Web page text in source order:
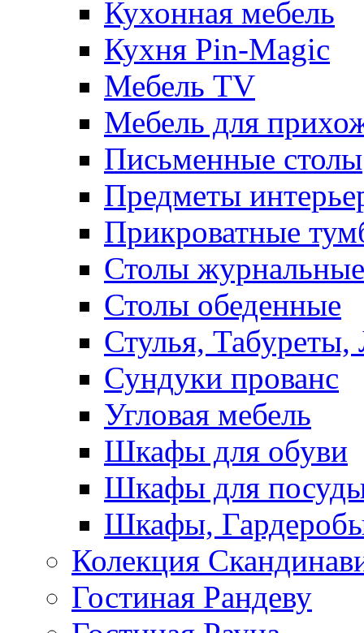
Кухонная мебель
Кухня Pin-Magic
Мебель TV
Мебель для
Письменные столы
Предметы
Прикроватные
Столы журнальные
Столы обеденные
Стулья, Табуреты,
Сундуки прованс
Угловая мебель
Шкафы для обуви
Шкафы для
Шкафы,
Колекция
Гостиная Рандеву